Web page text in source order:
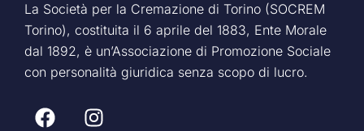
La Società per la Cremazione di Torino (SOCREM
Torino), costituita il 6 aprile del 1883, Ente Morale
dal 1892, è un’Associazione di Promozione Sociale
con personalità giuridica senza scopo di lucro.